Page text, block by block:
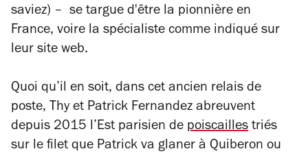
saviez) – se targue d'être la pionnière en
France, voire la spécialiste comme indiqué sur
leur site web.
Quoi qu’il en soit, dans cet ancien relais de
poste, Thy et Patrick Fernandez abreuvent
depuis 2015 l’Est parisien de poiscailles triés
sur le filet que Patrick va glaner à Quiberon ou